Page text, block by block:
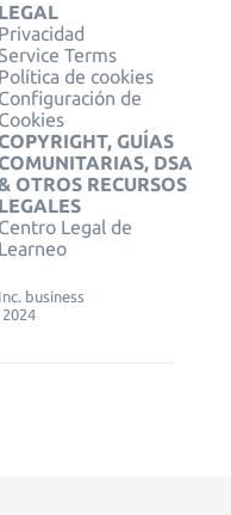
LEGAL
Privacidad
Service Terms
Política de cookies
Configuración de
Cookies
GUÍAS
DSA
OTROS RECURSOS
LEGALES
Centro Legal de
Learneo
business